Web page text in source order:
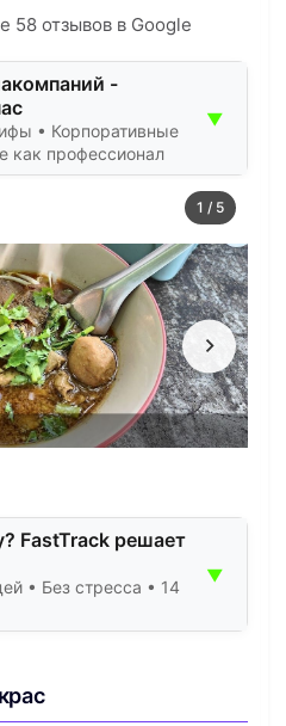
58 отзывов в Google
-
• Корпоративные
как профессионал
▼
1 / 5
FastTrack решает
• Без стресса • 14
▼